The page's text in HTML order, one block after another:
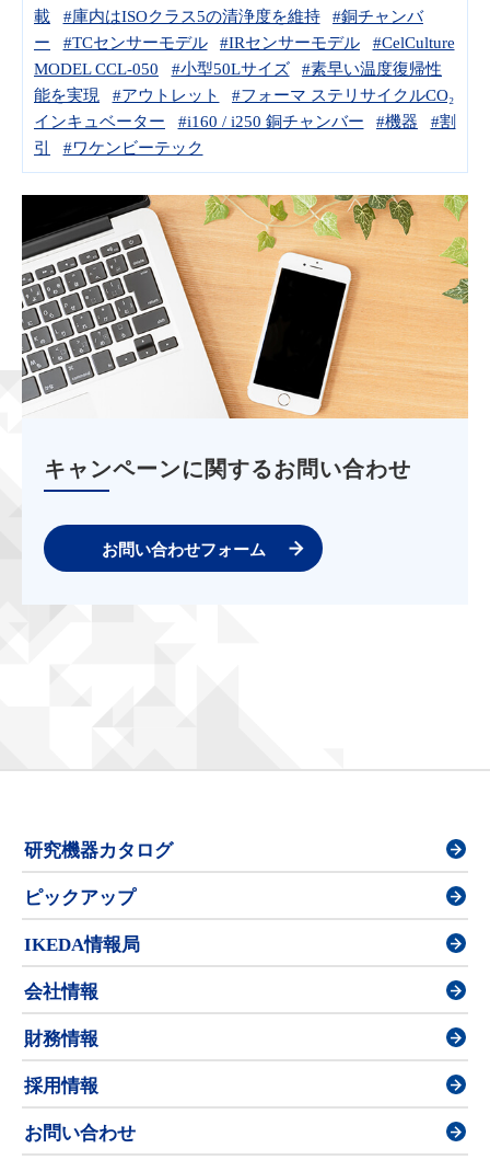
載
#庫内はISOクラス5の清浄度を維持
#銅チャンバ
ー
#TCセンサーモデル #IRセンサーモデル
#CelCulture
MODEL CCL-050
#小型50Lサイズ
#素早い温度復帰性
能を実現
#アウトレット
#フォーマ ステリサイクルCO₂
インキュベーター
#i160 / i250 銅チャンバー #機器
#割
引
#ワケンビーテック
キャンペーンに関するお問い合わせ
お問い合わせフォーム
研究機器カタログ
ピックアップ
IKEDA情報局
会社情報
財務情報
採用情報
お問い合わせ